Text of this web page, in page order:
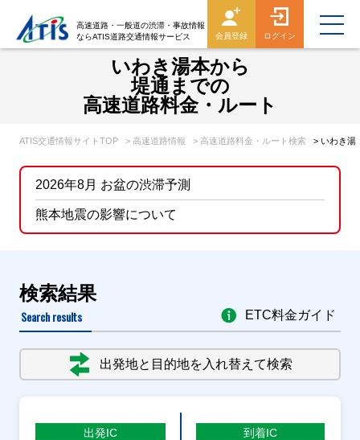
高速道路・一般道の渋滞・事故情報
ならATIS道路交通情報サービス
会員登録 ログイン
いわき湯本から
堤通までの
高速道路料金・ルート
ATIS交通情報サイトTOP > 高速道路情報 > 高速道路料金・ルート検索 > いわき湯
2026年8月 お盆の渋滞予測
熊本地震の影響について
検索結果
Search results
出発地と目的地を入れ替えて検索
ETC料金ガイド
出発IC 到着IC